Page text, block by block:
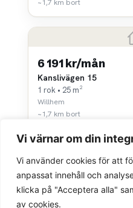
Vi värnar om din
Vi använder cookies för att
anpassat innehåll och
klicka på "Acceptera alla"
av cookies.
~1,7 km bort
6 191 kr/mån
Kanslivägen 15
1 rok • 25 m²
Willhem
~1,7 km bort